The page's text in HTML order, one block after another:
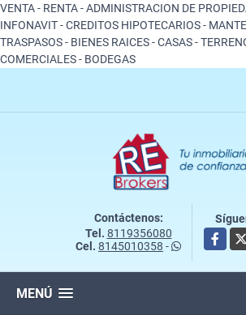
VENTA - RENTA - ADMINISTRACION DE
INFONAVIT - CREDITOS HIPOTECARIOS -
TRASPASOS - BIENES RAICES - CASAS -
COMERCIALES - BODEGAS
Contáctenos:
Tel. 8119356080
Cel. 8145010358 -
X
MENÚ